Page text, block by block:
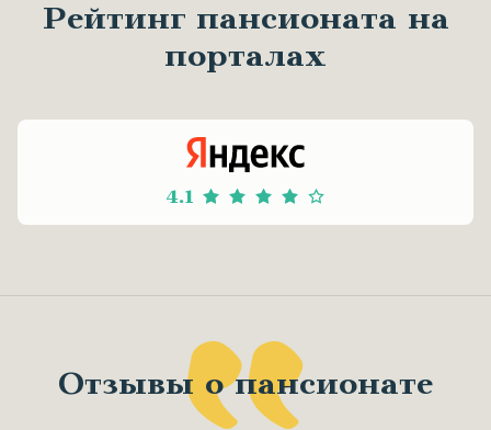
Рейтинг пансионата на
порталах
4.1
Отзывы о пансионате